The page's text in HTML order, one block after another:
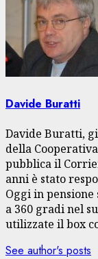
Davide Buratti
Davide Buratti,
della
pubblica il
anni è stato
Oggi in
a 360 gradi nel
utilizzate il box
See author's posts